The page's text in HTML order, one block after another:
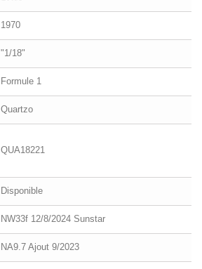
1970
"1/18"
Formule 1
Quartzo
QUA18221
Disponible
NW33f 12/8/2024 Sunstar
NA9.7 Ajout 9/2023